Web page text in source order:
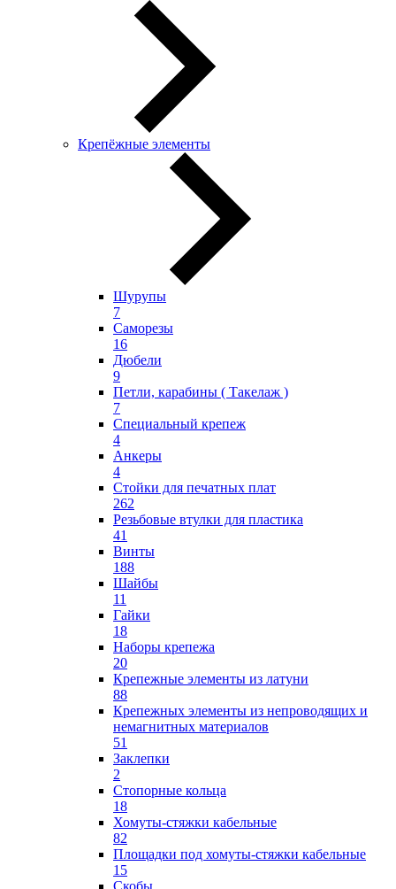
Крепёжные элементы
Шурупы
7
Саморезы
16
Дюбели
9
Петли, карабины ( Такелаж )
7
Специальный крепеж
4
Анкеры
4
Стойки для печатных плат
262
Резьбовые втулки для пластика
41
Винты
188
Шайбы
11
Гайки
18
Наборы крепежа
20
Крепежные элементы из латуни
88
Крепежных элементы из непроводящих и
немагнитных материалов
51
Заклепки
2
Стопорные кольца
18
Хомуты-стяжки кабельные
82
Площадки под хомуты-стяжки кабельные
15
Скобы